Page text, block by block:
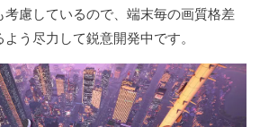
慮しているので、端末毎の画質格差
う尽力して鋭意開発中です。